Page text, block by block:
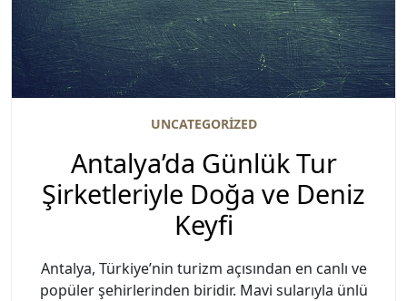
UNCATEGORIZED
Antalya’da Günlük Tur
Şirketleriyle Doğa ve Deniz
Keyfi
Antalya, Türkiye’nin turizm açısından en canlı ve
popüler şehirlerinden biridir. Mavi sularıyla ünlü